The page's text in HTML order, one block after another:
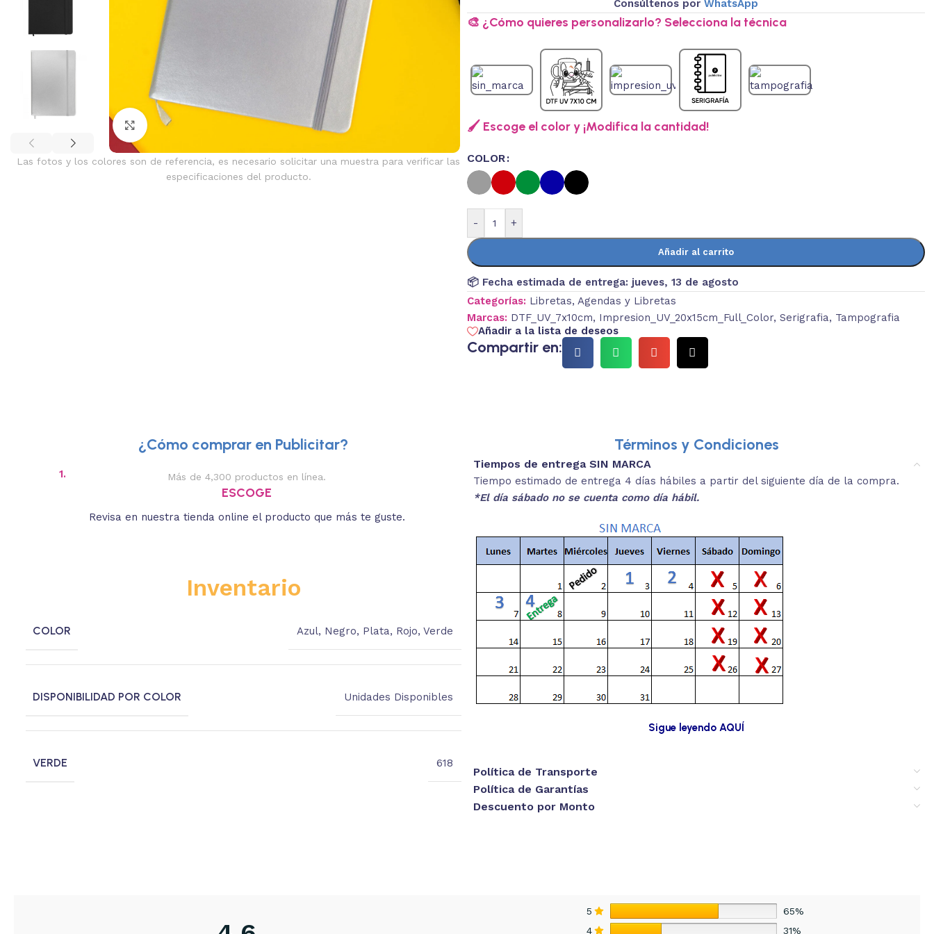
Clic para ampliar
Las fotos y los colores son de referencia, es necesario solicitar una muestra para verificar las
especificaciones del producto.
Consúltenos por WhatsApp
🎨 ¿Cómo quieres personalizarlo? Selecciona la técnica
🖌️ Escoge el color y ¡Modifica la cantidad!
COLOR
- +
Añadir al carrito
📦 Fecha estimada de entrega: jueves, 13 de agosto
Categorías: Libretas, Agendas y Libretas
Marcas: DTF_UV_7x10cm, Impresion_UV_20x15cm_Full_Color, Serigrafia, Tampografia
Añadir a la lista de deseos
Compartir en:
¿Cómo comprar en Publicitar?
1. Más de 4,300 productos en línea.
ESCOGE
Revisa en nuestra tienda online el producto que más te guste.
Descripciones breves y medidas aproximadas.
REVISA
estás buscando.
3.
Inventario
COLOR Azul, Negro, Plata, Rojo, Verde
DISPONIBILIDAD POR COLOR Unidades Disponibles
VERDE 618
Términos y Condiciones
Tiempos de entrega SIN MARCA
Tiempo estimado de entrega 4 días hábiles a partir del siguiente día de la compra.
*El día sábado no se cuenta como día hábil.
Sigue leyendo AQUÍ
Política de Transporte
Política de Garantías
Descuento por Monto
5
65%
4
31%